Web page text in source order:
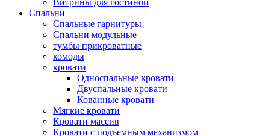
Витрины для гостиной
Спальни
Спальные гарнитуры
Спальни модульные
тумбы прикроватные
комоды
кровати
Односпальные кровати
Двуспальные кровати
Кованные кровати
Мягкие кровати
Кровати массив
Кровати с подъемным механизмом